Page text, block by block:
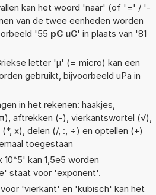
kan het woord 'naar' (of '=' / '-
van de twee eenheden worden
'55 pC uC' in plaats van '81
letter 'µ' (= micro) kan een
gebruikt, bijvoorbeeld uPa in
in het rekenen: haakjes,
aftrekken (-), vierkantswortel (√),
x), delen (/, :, ÷) en optellen (+)
toegestaan
10^5' kan 1,5e5 worden
staat voor 'exponent'.
'vierkant' en 'kubisch' kan het